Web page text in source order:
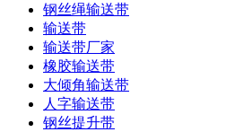
钢丝绳输送带
输送带
输送带厂家
橡胶输送带
大倾角输送带
人字输送带
钢丝提升带